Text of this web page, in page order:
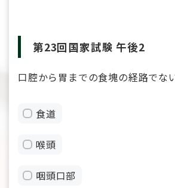
第23回国家試験 午後2
口腔から胃までの食塊の経路でな
食道
喉頭
咽頭口部